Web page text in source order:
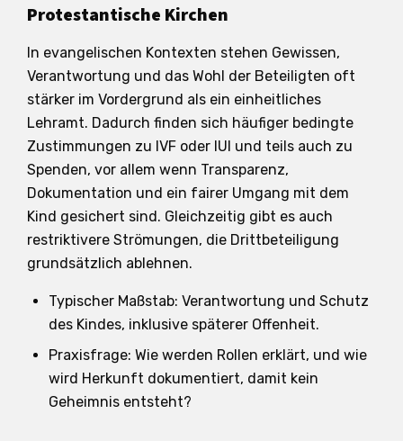
Protestantische Kirchen
In evangelischen Kontexten stehen Gewissen,
Verantwortung und das Wohl der Beteiligten oft
stärker im Vordergrund als ein einheitliches
Lehramt. Dadurch finden sich häufiger bedingte
Zustimmungen zu IVF oder IUI und teils auch zu
Spenden, vor allem wenn Transparenz,
Dokumentation und ein fairer Umgang mit dem
Kind gesichert sind. Gleichzeitig gibt es auch
restriktivere Strömungen, die Drittbeteiligung
grundsätzlich ablehnen.
Typischer Maßstab: Verantwortung und Schutz
des Kindes, inklusive späterer Offenheit.
Praxisfrage: Wie werden Rollen erklärt, und wie
wird Herkunft dokumentiert, damit kein
Geheimnis entsteht?